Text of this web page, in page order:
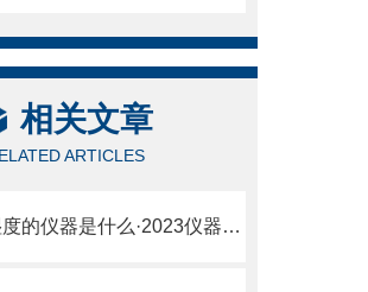
相关文章
ARTICLES
测土壤干湿度的仪器是什么·2023仪器仪表·云唐土壤干湿度检测仪器设备